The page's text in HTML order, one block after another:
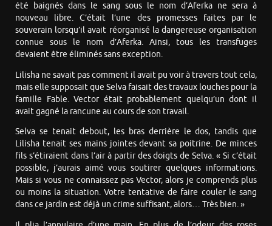
été baignés dans le sang sous le nom d’Aferka ne sera à
nouveau libre. C’était l’une des promesses faites par le
souverain lorsqu’il avait réorganisé la dangereuse organisation
connue sous le nom d’Aferka. Ainsi, tous les transfuges
devaient être éliminés sans exception.
Lilisha ne savait pas comment il avait pu voir à travers tout cela,
mais elle supposait que Selva faisait des travaux louches pour la
famille Fable. Vector était probablement quelqu’un dont il
avait gagné la rancune au cours de son travail.
Selva se tenait debout, les bras derrière le dos, tandis que
Lilisha tenait ses mains jointes devant sa poitrine. De minces
fils s’étiraient dans l’air à partir des doigts de Selva. « Si c’était
possible, j’aurais aimé vous soutirer quelques informations.
Mais si vous ne connaissez pas Vector, alors je comprends plus
ou moins la situation. Votre tentative de faire couler le sang
dans ce jardin est déjà un crime suffisant, alors… Très bien. »